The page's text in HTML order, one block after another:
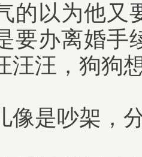
的以为他又
要办离婚手
汪汪，狗狗
像是吵架，